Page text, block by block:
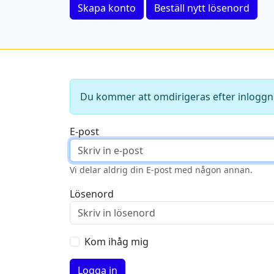
Skapa konto Beställ nytt lösenord
Du kommer att omdirigeras efter
E-post
Vi delar aldrig din E-post med någon annan.
Lösenord
Kom ihåg mig